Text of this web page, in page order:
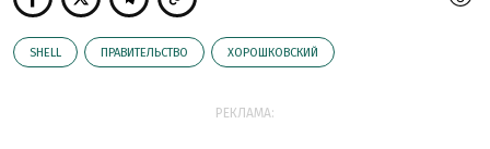
SHELL ПРАВИТЕЛЬСТВО ХОРОШКОВСКИЙ
РЕКЛАМА: